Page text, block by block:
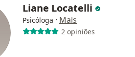
Liane Locatelli
Psicóloga · Mais
2 opiniões